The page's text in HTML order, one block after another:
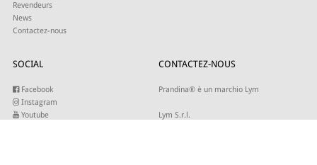
Revendeurs
News
Contactez-nous
SOCIAL
Facebook
Instagram
Youtube
CONTACTEZ-NOUS
Prandina® è un marchio Lym
Lym S.r.l.